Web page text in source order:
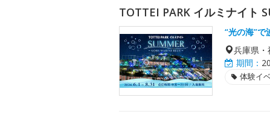
TOTTEI PARK イルミナイト
“光の海”で
兵庫県
期間：
体験イ